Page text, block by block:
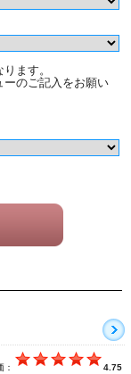
ます。
ーのご記入をお願い
： 4.75